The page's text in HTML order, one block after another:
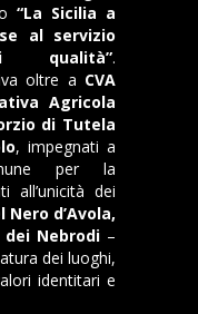
“La Sicilia a
al servizio
qualità”.
oltre a CVA
Agricola
di Tutela
, impegnati a
per la
all’unicità dei
Nero d’Avola,
dei Nebrodi –
dei luoghi,
identitari e